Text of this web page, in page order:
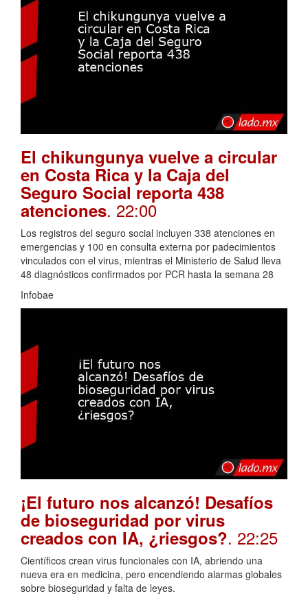
El chikungunya vuelve a circular
en Costa Rica y la Caja del
Seguro Social reporta 438
atenciones. 22:00
Los registros del seguro social incluyen 338 atenciones en
emergencias y 100 en consulta externa por padecimientos
vinculados con el virus, mientras el Ministerio de Salud lleva
48 diagnósticos confirmados por PCR hasta la semana 28
Infobae
¡El futuro nos alcanzó! Desafíos
de bioseguridad por virus
creados con IA, ¿riesgos?. 22:25
Científicos crean virus funcionales con IA, abriendo una
nueva era en medicina, pero encendiendo alarmas globales
sobre bioseguridad y falta de leyes.